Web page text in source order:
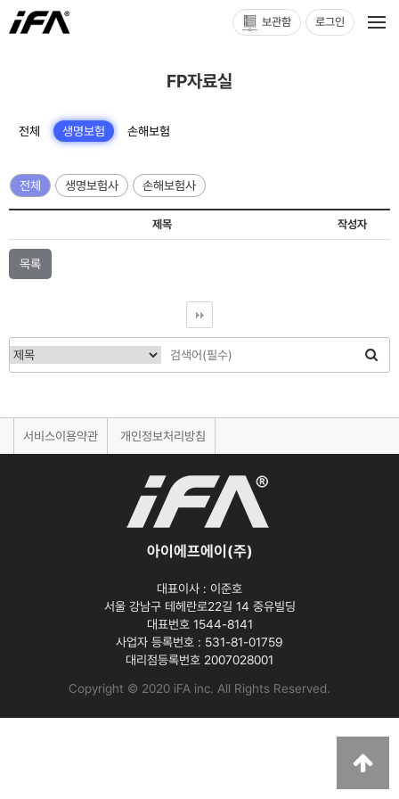
보관함 로그인
FP자료실
전체 생명보험 손해보험
전체 생명보험사 손해보험사
제목 작성자
목록
서비스이용약관 개인정보처리방침
아이에프에이(주)
대표이사 : 이준호
서울 강남구 테헤란로22길 14 중유빌딩
대표번호 1544-8141
사업자 등록번호 : 531-81-01759
대리점등록번호 2007028001
Copyright © 2020 iFA inc. All Rights Reserved.